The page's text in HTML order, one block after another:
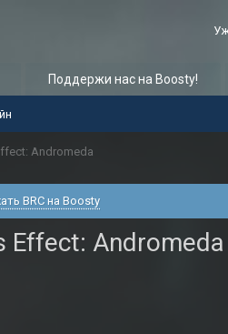
Поддержи нас на Boosty!
Andromeda
BRC на Boosty
Effect: Andromeda